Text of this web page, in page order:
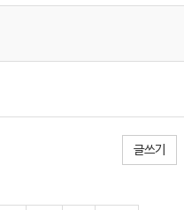
글쓰기